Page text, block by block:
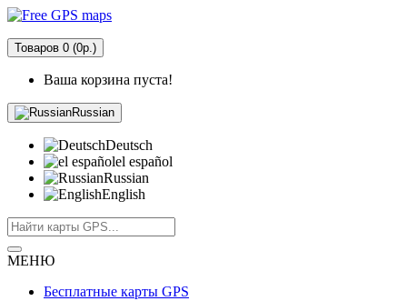
Товаров 0 (0р.)
Ваша корзина пуста!
Russian
Deutsch
el español
Russian
English
МЕНЮ
Бесплатные карты GPS